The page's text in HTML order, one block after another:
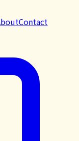
Contact